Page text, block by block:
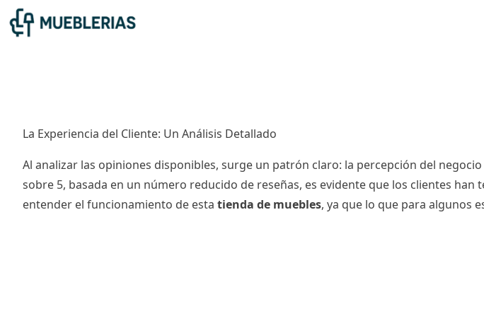
La Experiencia del Cliente: Un Análisis Detallado
Al analizar las opiniones disponibles, surge un patrón claro: la percepción del
sobre 5, basada en un número reducido de reseñas, es evidente que los clientes
entender el funcionamiento de esta tienda de muebles, ya que lo que para algunos